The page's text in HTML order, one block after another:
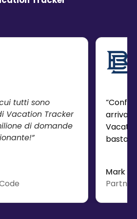
tutti sono
Vacation Tracker
di domande
basta.”
Mark F.